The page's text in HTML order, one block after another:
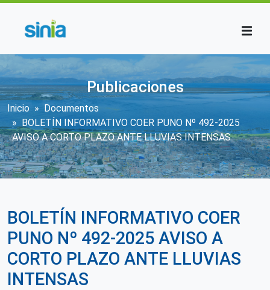
Publicaciones
Sobrescribir enlaces de ayuda a la
Inicio
Documentos
BOLETÍN INFORMATIVO COER PUNO Nº 492-2025
AVISO A CORTO PLAZO ANTE LLUVIAS INTENSAS
BOLETÍN INFORMATIVO COER
PUNO Nº 492-2025 AVISO A
CORTO PLAZO ANTE LLUVIAS
INTENSAS